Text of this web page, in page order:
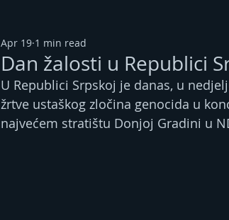
Dan žalosti u Republici
Apr 19 1 min read
U Republici Srpskoj je danas, u
žrtve ustaškog zločina genocida u
najvećem stratištu Donjoj Gradini u